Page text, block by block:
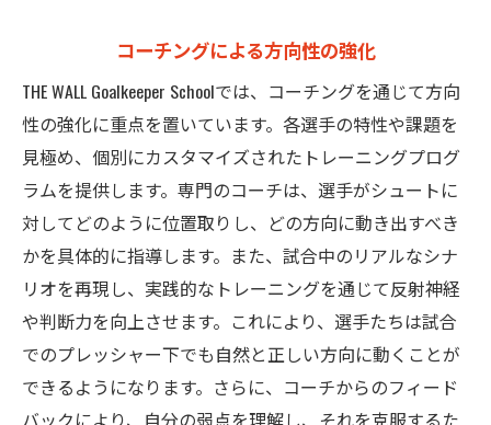
イント
試合前の準備と方向性の確認
反応速度を高めるトレーニング
経験を活かした判断力の強化
方向性における先を読む力
試合中のコミュニケーション戦術
結果を出すための精神的アプローチ
最適な動き出しを実現するためのスクールの取
り組み
動き出しのタイミングを掴む方法
個々の特性を活かした指導
コーチングによる方向性の強化
THE WALL Goalkeeper Schoolでは、コーチングを通じて方向
性の強化に重点を置いています。各選手の特性や課題を
見極め、個別にカスタマイズされたトレーニングプログ
ラムを提供します。専門のコーチは、選手がシュートに
対してどのように位置取りし、どの方向に動き出すべき
かを具体的に指導します。また、試合中のリアルなシナ
リオを再現し、実践的なトレーニングを通じて反射神経
や判断力を向上させます。これにより、選手たちは試合
でのプレッシャー下でも自然と正しい方向に動くことが
できるようになります。さらに、コーチからのフィード
バックにより、自分の弱点を理解し、それを克服するた